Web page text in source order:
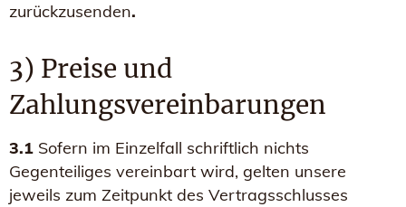
zurückzusenden.
3) Preise und
Zahlungsvereinbarungen
3.1 Sofern im Einzelfall schriftlich nichts
Gegenteiliges vereinbart wird, gelten unsere
jeweils zum Zeitpunkt des Vertragsschlusses